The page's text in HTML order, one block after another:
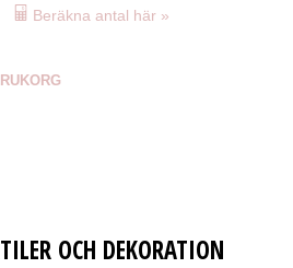
Beräkna antal här »
OCH DEKORATION